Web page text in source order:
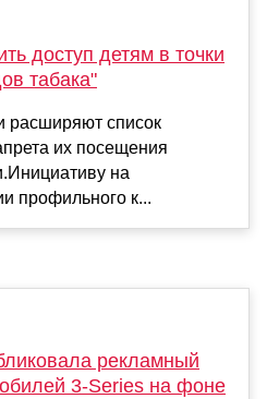
доступ детям в точки
табака"
расширяют список
их посещения
на
профильного к...
рекламный
3-Series на фоне